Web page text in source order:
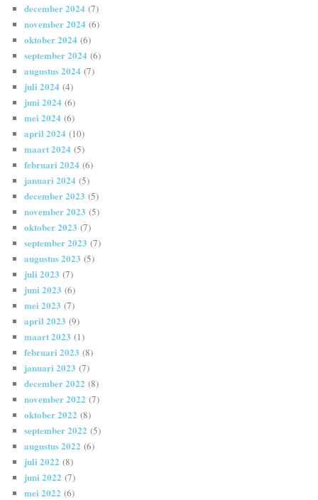
december 2024 (7)
november 2024 (6)
oktober 2024 (6)
september 2024 (6)
augustus 2024 (7)
juli 2024 (4)
juni 2024 (6)
mei 2024 (6)
april 2024 (10)
maart 2024 (5)
februari 2024 (6)
januari 2024 (5)
december 2023 (5)
november 2023 (5)
oktober 2023 (7)
september 2023 (7)
augustus 2023 (5)
juli 2023 (7)
juni 2023 (6)
mei 2023 (7)
april 2023 (9)
maart 2023 (1)
februari 2023 (8)
januari 2023 (7)
december 2022 (8)
november 2022 (7)
oktober 2022 (8)
september 2022 (5)
augustus 2022 (6)
juli 2022 (8)
juni 2022 (7)
mei 2022 (6)